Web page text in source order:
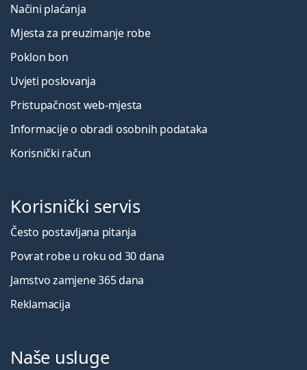
Načini plaćanja
Mjesta za preuzimanje robe
Poklon bon
Uvjeti poslovanja
Pristupačnost web-mjesta
Informacije o obradi osobnih podataka
Korisnički račun
Korisnički servis
Često postavljana pitanja
Povrat robe u roku od 30 dana
Jamstvo zamjene 365 dana
Reklamacija
Naše usluge